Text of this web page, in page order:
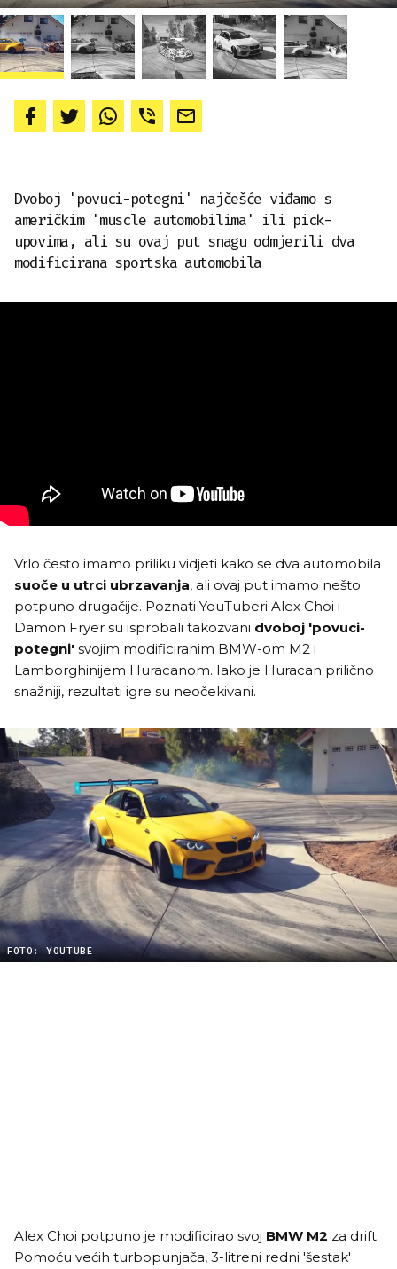
Dvoboj 'povuci-potegni' najčešće viđamo s
američkim 'muscle automobilima' ili pick-
upovima, ali su ovaj put snagu odmjerili dva
modificirana sportska automobila
Vrlo često imamo priliku vidjeti kako se dva automobila
suoče u utrci ubrzavanja, ali ovaj put imamo nešto
potpuno drugačije. Poznati YouTuberi Alex Choi i
Damon Fryer su isprobali takozvani dvoboj 'povuci-
potegni' svojim modificiranim BMW-om M2 i
Lamborghinijem Huracanom. Iako je Huracan prilično
snažniji, rezultati igre su neočekivani.
FOTO: YOUTUBE
Alex Choi potpuno je modificirao svoj BMW M2 za drift.
Pomoću većih turbopunjača, 3-litreni redni 'šestak'